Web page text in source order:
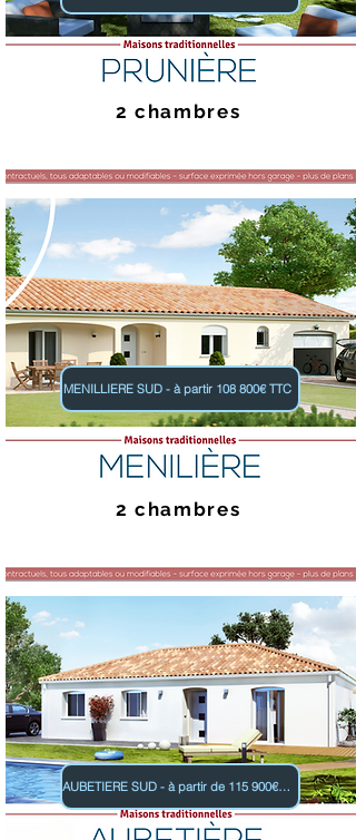
2 chambres
MENILLIERE SUD - à partir 108 800€ TTC
2 chambres
AUBETIERE SUD - à partir de 115 900€ TTC